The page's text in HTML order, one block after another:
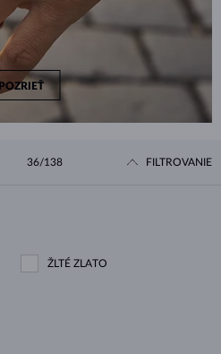
POZRIEŤ
36/138 FILTROVANIE
ŽLTÉ ZLATO